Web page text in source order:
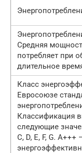
Средняя
потребляет при
длительное
Класс
Евросоюзе
Классификация
следующие
C, D, E, F, G.